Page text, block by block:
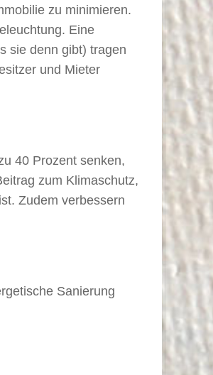
zu minimieren.
Eine
sie denn gibt) tragen
und Mieter
40 Prozent senken,
zum Klimaschutz,
Zudem verbessern
Sanierung